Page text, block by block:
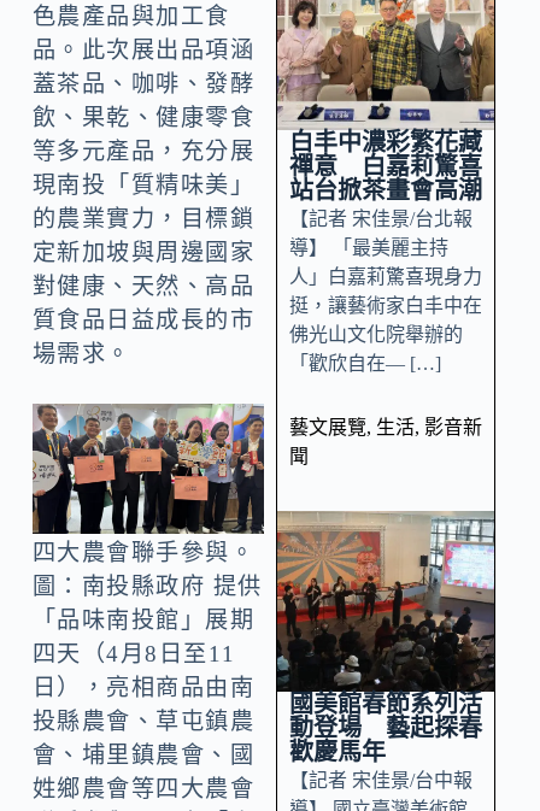
色農產品與加工食
品。此次展出品項涵
蓋茶品、咖啡、發酵
飲、果乾、健康零食
等多元產品，充分展
現南投「質精味美」
的農業實力，目標鎖
定新加坡與周邊國家
對健康、天然、高品
質食品日益成長的市
場需求。
四大農會聯手參與。
圖：南投縣政府 提供
「品味南投館」展期
四天（4月8日至11
日），亮相商品由南
投縣農會、草屯鎮農
會、埔里鎮農會、國
姓鄉農會等四大農會
白丰中濃彩繁花藏
禪意 白嘉莉驚喜
站台掀茶畫會高潮
【記者 宋佳景/台北報
導】 「最美麗主持
人」白嘉莉驚喜現身力
挺，讓藝術家白丰中在
佛光山文化院舉辦的
「歡欣自在— […]
藝文展覽, 生活, 影音新
聞
國美館春節系列活
動登場 藝起探春
歡慶馬年
【記者 宋佳景/台中報